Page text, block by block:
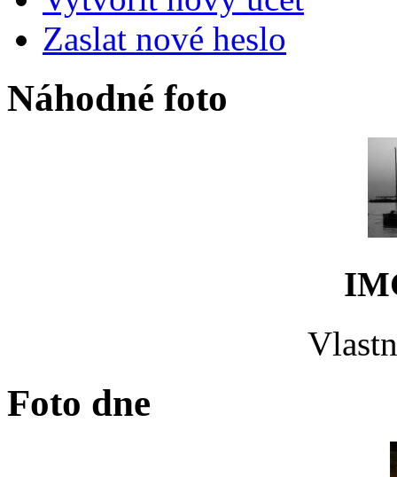
Zaslat nové heslo
Náhodné foto
Foto dne